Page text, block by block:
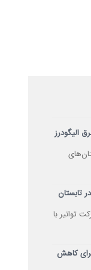
الیگودرز
تابستان
توانیر با
کاهش